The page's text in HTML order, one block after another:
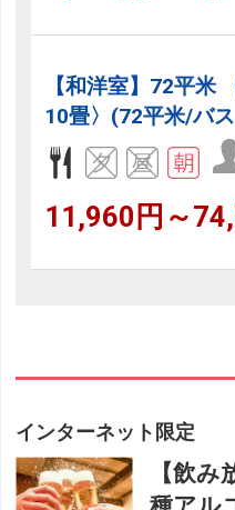
【和洋室】72平米
10畳〉(72平米/バ
11,960円～
インターネット限定
【飲